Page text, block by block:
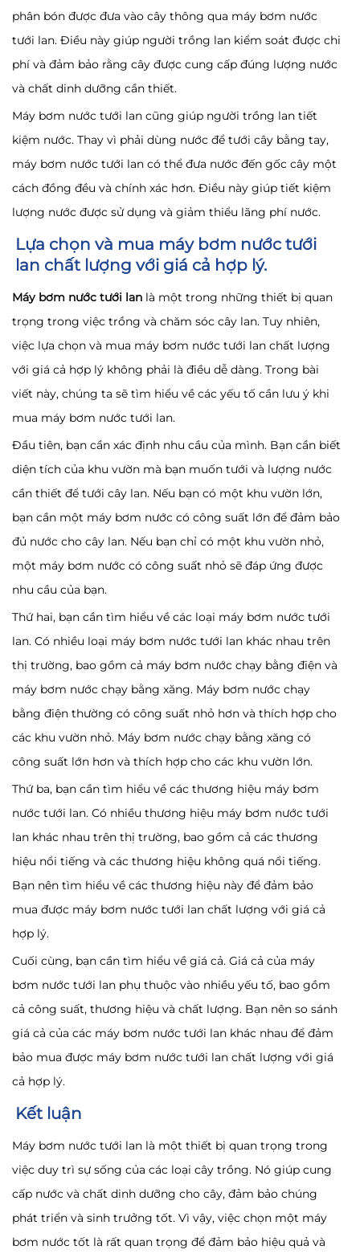
phân bón được đưa vào cây thông qua máy bơm nước
tưới lan. Điều này giúp người trồng lan kiểm soát được chi
phí và đảm bảo rằng cây được cung cấp đúng lượng nước
và chất dinh dưỡng cần thiết.
Máy bơm nước tưới lan cũng giúp người trồng lan tiết
kiệm nước. Thay vì phải dùng nước để tưới cây bằng tay,
máy bơm nước tưới lan có thể đưa nước đến gốc cây một
cách đồng đều và chính xác hơn. Điều này giúp tiết kiệm
lượng nước được sử dụng và giảm thiểu lãng phí nước.
Lựa chọn và mua máy bơm nước tưới
lan chất lượng với giá cả hợp lý.
Máy bơm nước tưới lan là một trong những thiết bị quan
trọng trong việc trồng và chăm sóc cây lan. Tuy nhiên,
việc lựa chọn và mua máy bơm nước tưới lan chất lượng
với giá cả hợp lý không phải là điều dễ dàng. Trong bài
viết này, chúng ta sẽ tìm hiểu về các yếu tố cần lưu ý khi
mua máy bơm nước tưới lan.
Đầu tiên, bạn cần xác định nhu cầu của mình. Bạn cần biết
diện tích của khu vườn mà bạn muốn tưới và lượng nước
cần thiết để tưới cây lan. Nếu bạn có một khu vườn lớn,
bạn cần một máy bơm nước có công suất lớn để đảm bảo
đủ nước cho cây lan. Nếu bạn chỉ có một khu vườn nhỏ,
một máy bơm nước có công suất nhỏ sẽ đáp ứng được
nhu cầu của bạn.
Thứ hai, bạn cần tìm hiểu về các loại máy bơm nước tưới
lan. Có nhiều loại máy bơm nước tưới lan khác nhau trên
thị trường, bao gồm cả máy bơm nước chạy bằng điện và
máy bơm nước chạy bằng xăng. Máy bơm nước chạy
bằng điện thường có công suất nhỏ hơn và thích hợp cho
các khu vườn nhỏ. Máy bơm nước chạy bằng xăng có
công suất lớn hơn và thích hợp cho các khu vườn lớn.
Thứ ba, bạn cần tìm hiểu về các thương hiệu máy bơm
nước tưới lan. Có nhiều thương hiệu máy bơm nước tưới
lan khác nhau trên thị trường, bao gồm cả các thương
hiệu nổi tiếng và các thương hiệu không quá nổi tiếng.
Bạn nên tìm hiểu về các thương hiệu này để đảm bảo
mua được máy bơm nước tưới lan chất lượng với giá cả
hợp lý.
Cuối cùng, bạn cần tìm hiểu về giá cả. Giá cả của máy
bơm nước tưới lan phụ thuộc vào nhiều yếu tố, bao gồm
cả công suất, thương hiệu và chất lượng. Bạn nên so sánh
giá cả của các máy bơm nước tưới lan khác nhau để đảm
bảo mua được máy bơm nước tưới lan chất lượng với giá
cả hợp lý.
Kết luận
Máy bơm nước tưới lan là một thiết bị quan trọng trong
việc duy trì sự sống của các loại cây trồng. Nó giúp cung
cấp nước và chất dinh dưỡng cho cây, đảm bảo chúng
phát triển và sinh trưởng tốt. Vì vậy, việc chọn một máy
bơm nước tốt là rất quan trọng để đảm bảo hiệu quả và